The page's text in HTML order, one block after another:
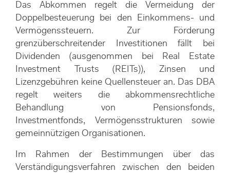
Das Abkommen regelt die Vermeidung der
Doppelbesteuerung bei den Einkommens- und
Vermögenssteuern. Zur Förderung
grenzüberschreitender Investitionen fällt bei
Dividenden (ausgenommen bei Real Estate
Investment Trusts (REITs)), Zinsen und
Lizenzgebühren keine Quellensteuer an. Das DBA
regelt weiters die abkommensrechtliche
Behandlung von Pensionsfonds,
Investmentfonds, Vermögensstrukturen sowie
gemeinnützigen Organisationen.
Im Rahmen der Bestimmungen über das
Verständigungsverfahren zwischen den beiden